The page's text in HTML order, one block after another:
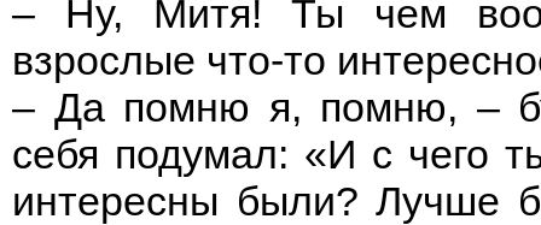
– Ну, Митя! Ты чем
взрослые что-то
– Да помню я, помню, –
себя подумал: «И с чего
интересны были? Лучше